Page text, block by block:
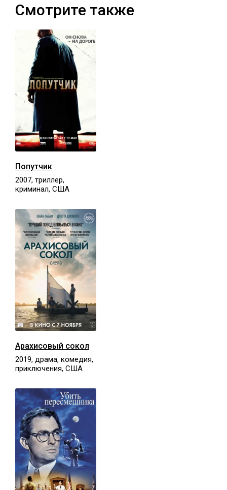
Смотрите также
Попутчик
2007, триллер,
криминал, США
Арахисовый сокол
2019, драма, комедия,
приключения, США